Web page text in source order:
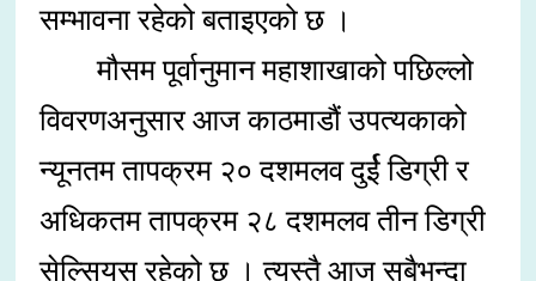
सम्भावना रहेको बताइएको छ ।
मौसम पूर्वानुमान महाशाखाको पछिल्लो
विवरणअनुसार आज काठमाडौं उपत्यकाको
न्यूनतम तापक्रम २० दशमलव दुर्ई डिग्री र
अधिकतम तापक्रम २८ दशमलव तीन डिग्री
सेल्सियस रहेको छ । त्यस्तै आज सबैभन्दा